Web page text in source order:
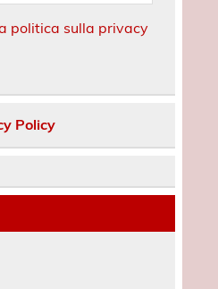
politica sulla privacy
Policy